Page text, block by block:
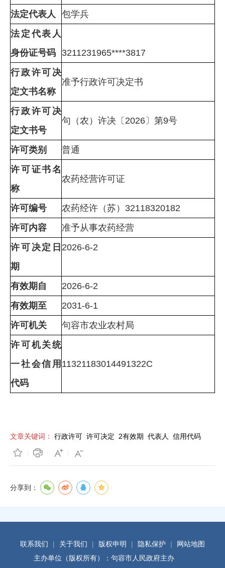
法定代表人
包学兵
法定代表人
身份证号码
3211231965****3817
行政许可决
定文书名称
准予行政许可决定书
行政许可决
定文书号
句（农）许决〔2026〕第9号
许可类别
普通
许可证书名
称
农药经营许可证
许可编号
农药经许（苏）32118320182
许可内容
准予从事农药经营
许可决定日
期
2026-6-2
有效期自
2026-6-2
有效期至
2031-6-1
许可机关
句容市农业农村局
许可机关统
一社会信用
代码
11321183014491322C
文章关键词： 行政许可 许可决定 2有效期 代表人 信用代码
分享到：
联系我们 | 关于我们 | 版权申明 | 隐私保护 |
网站地图
主办单位（版权所有）：句容市人民政府主办